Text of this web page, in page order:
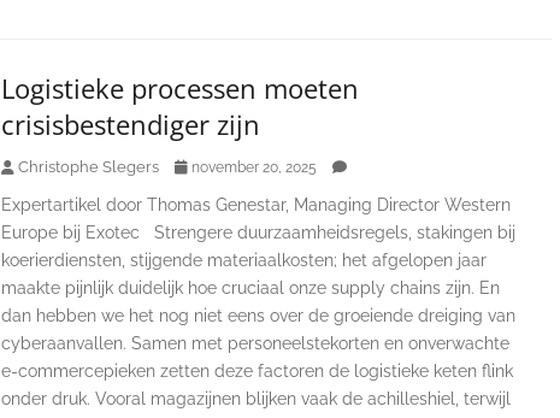
Logistieke processen moeten
crisisbestendiger zijn
Christophe Slegers november 20, 2025
Expertartikel door Thomas Genestar, Managing Director Western
Europe bij Exotec Strengere duurzaamheidsregels, stakingen bij
koerierdiensten, stijgende materiaalkosten; het afgelopen jaar
maakte pijnlijk duidelijk hoe cruciaal onze supply chains zijn. En
dan hebben we het nog niet eens over de groeiende dreiging van
cyberaanvallen. Samen met personeelstekorten en onverwachte
e‑commercepieken zetten deze factoren de logistieke keten flink
onder druk. Vooral magazijnen blijken vaak de achilleshiel, terwijl